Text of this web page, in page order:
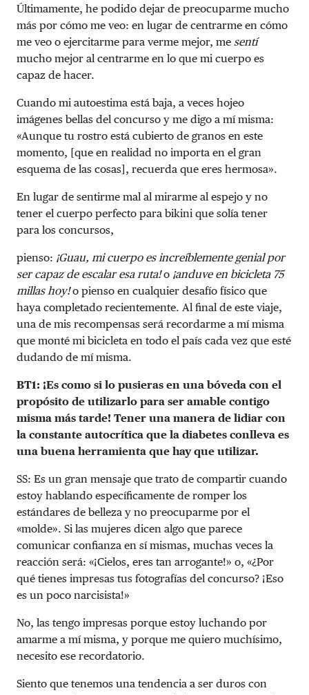
Últimamente, he podido dejar de preocuparme mucho
más por cómo me veo: en lugar de centrarme en cómo
me veo o ejercitarme para verme mejor, me sentí
mucho mejor al centrarme en lo que mi cuerpo es
capaz de hacer.
Cuando mi autoestima está baja, a veces hojeo
imágenes bellas del concurso y me digo a mí misma:
«Aunque tu rostro está cubierto de granos en este
momento, [que en realidad no importa en el gran
esquema de las cosas], recuerda que eres hermosa».
En lugar de sentirme mal al mirarme al espejo y no
tener el cuerpo perfecto para bikini que solía tener
para los concursos,
pienso: ¡Guau, mi cuerpo es increíblemente genial por
ser capaz de escalar esa ruta!o ¡anduve en bicicleta 75
millas hoy!o pienso en cualquier desafío físico que
haya completado recientemente. Al final de este viaje,
una de mis recompensas será recordarme a mí misma
que monté mi bicicleta en todo el país cada vez que esté
dudando de mí misma.
BT1: ¡Es como si lo pusieras en una bóveda con el
propósito de utilizarlo para ser amable contigo
misma más tarde! Tener una manera de lidiar con
la constante autocrítica que la diabetes conlleva es
una buena herramienta que hay que utilizar.
SS: Es un gran mensaje que trato de compartir cuando
estoy hablando específicamente de romper los
estándares de belleza y no preocuparme por el
«molde». Si las mujeres dicen algo que parece
comunicar confianza en sí mismas, muchas veces la
reacción será: «¡Cielos, eres tan arrogante!» o, «¿Por
qué tienes impresas tus fotografías del concurso? ¡Eso
es un poco narcisista!»
No, las tengo impresas porque estoy luchando por
amarme a mí misma, y porque me quiero muchísimo,
necesito ese recordatorio.
Siento que tenemos una tendencia a ser duros con